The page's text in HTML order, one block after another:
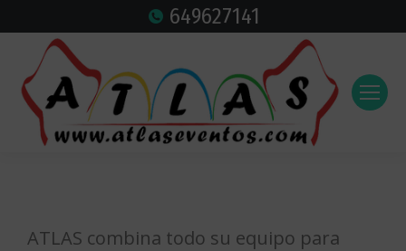
649627141
ATLAS combina todo su equipo para